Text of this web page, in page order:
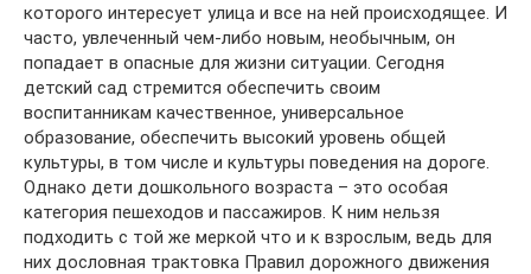
которого интересует улица и все на ней происходящее. И
часто, увлеченный чем-либо новым, необычным, он
попадает в опасные для жизни ситуации. Сегодня
детский сад стремится обеспечить своим
воспитанникам качественное, универсальное
образование, обеспечить высокий уровень общей
культуры, в том числе и культуры поведения на дороге.
Однако дети дошкольного возраста – это особая
категория пешеходов и пассажиров. К ним нельзя
подходить с той же меркой что и к взрослым, ведь для
них дословная трактовка Правил дорожного движения